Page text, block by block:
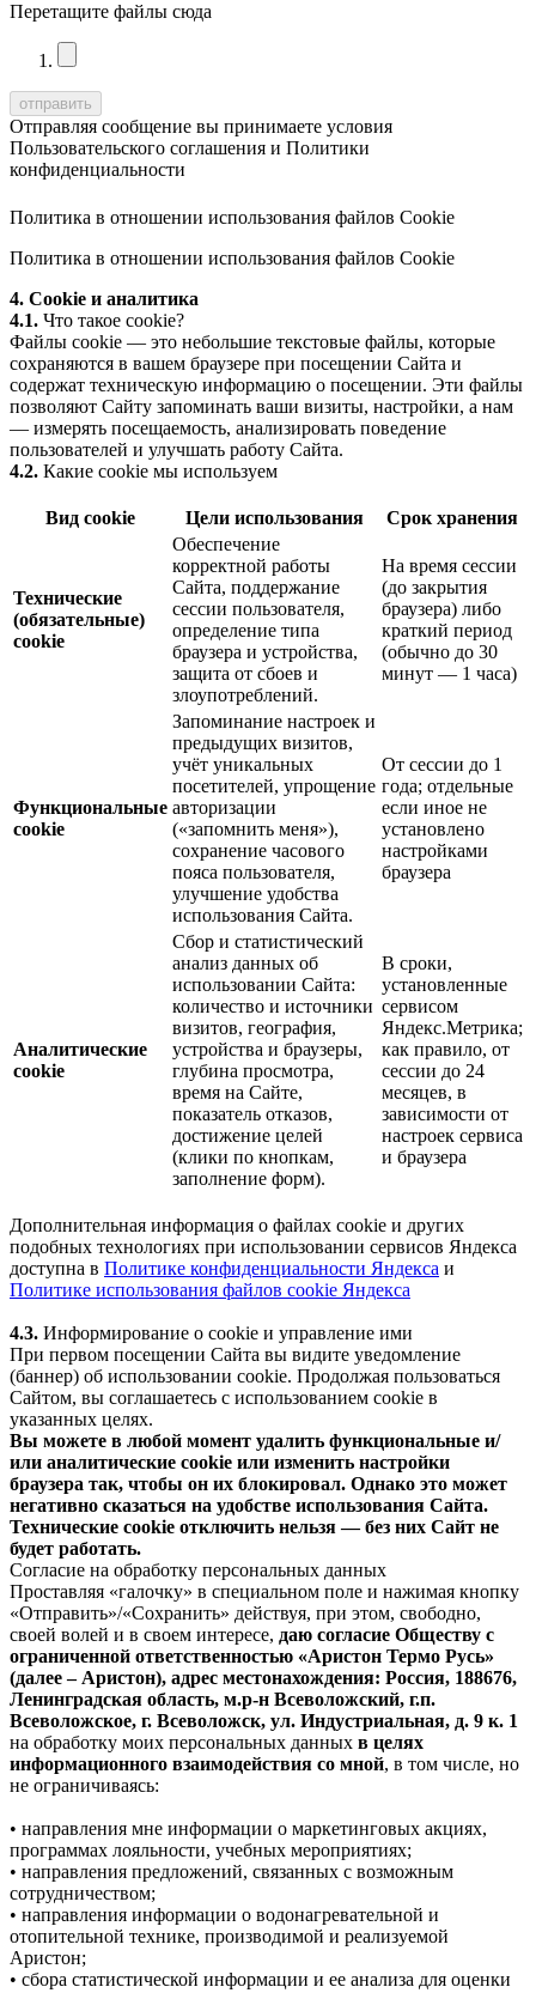
Перетащите файлы сюда
Отправляя сообщение вы принимаете условия
Пользовательского соглашения и Политики
конфиденциальности
Политика в отношении использования файлов Cookie
Политика в отношении использования файлов Cookie
4. Cookie и аналитика
4.1. Что такое cookie?
Файлы cookie — это небольшие текстовые файлы, которые
сохраняются в вашем браузере при посещении Сайта и
содержат техническую информацию о посещении. Эти файлы
позволяют Сайту запоминать ваши визиты, настройки, а нам
— измерять посещаемость, анализировать поведение
пользователей и улучшать работу Сайта.
4.2. Какие cookie мы используем
Вид cookie Цели использования Срок хранения
Технические
(обязательные)
cookie
Обеспечение
корректной работы
Сайта, поддержание
сессии пользователя,
определение типа
браузера и устройства,
защита от сбоев и
злоупотреблений.
На время сессии
(до закрытия
браузера) либо
краткий период
(обычно до 30
минут — 1 часа)
Функциональные
cookie
Запоминание настроек и
предыдущих визитов,
учёт уникальных
посетителей, упрощение
авторизации
(«запомнить меня»),
сохранение часового
пояса пользователя,
улучшение удобства
использования Сайта.
От сессии до 1
года; отдельные
если иное не
установлено
настройками
браузера
Аналитические
cookie
Сбор и статистический
анализ данных об
использовании Сайта:
количество и источники
визитов, география,
устройства и браузеры,
глубина просмотра,
время на Сайте,
показатель отказов,
достижение целей
(клики по кнопкам,
заполнение форм).
В сроки,
установленные
сервисом
Яндекс.Метрика;
как правило, от
сессии до 24
месяцев, в
зависимости от
настроек сервиса
и браузера
Дополнительная информация о файлах cookie и других
подобных технологиях при использовании сервисов Яндекса
доступна в Политике конфиденциальности Яндекса и
Политике использования файлов cookie Яндекса
4.3. Информирование о cookie и управление ими
При первом посещении Сайта вы видите уведомление
(баннер) об использовании cookie. Продолжая пользоваться
Сайтом, вы соглашаетесь с использованием cookie в
указанных целях.
Вы можете в любой момент удалить функциональные и/
или аналитические cookie или изменить настройки
браузера так, чтобы он их блокировал. Однако это может
негативно сказаться на удобстве использования Сайта.
Технические cookie отключить нельзя — без них Сайт не
будет работать.
Согласие на обработку персональных данных
Проставляя «галочку» в специальном поле и нажимая кнопку
«Отправить»/«Сохранить» действуя, при этом, свободно,
своей волей и в своем интересе, даю согласие Обществу с
ограниченной ответственностью «Аристон Термо Русь»
(далее – Аристон), адрес местонахождения: Россия, 188676,
Ленинградская область, м.р-н Всеволожский, г.п.
Всеволожское, г. Всеволожск, ул. Индустриальная, д. 9 к. 1
на обработку моих персональных данных в целях
информационного взаимодействия со мной, в том числе, но
не ограничиваясь:
• направления мне информации о маркетинговых акциях,
программах лояльности, учебных мероприятиях;
• направления предложений, связанных с возможным
сотрудничеством;
• направления информации о водонагревательной и
отопительной технике, производимой и реализуемой
Аристон;
• сбора статистической информации и ее анализа для оценки